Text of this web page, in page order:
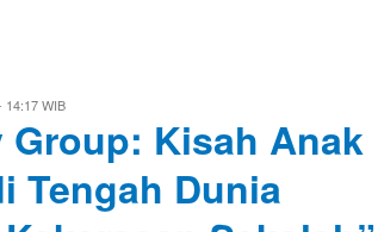
14:17 WIB
Group: Kisah Anak
Tengah Dunia